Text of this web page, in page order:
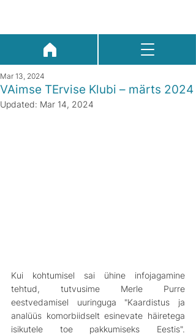
VAimse TErvise Klubi – märts 2024
Mar 13, 2024
Updated: Mar 14, 2024
Kui kohtumisel sai ühine infojagamine
tehtud, tutvusime Merle Purre
eestvedamisel uuringuga "Kaardistus ja
analüüs komorbiidselt esinevate häiretega
isikutele toe pakkumiseks Eestis".